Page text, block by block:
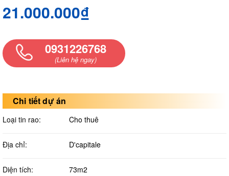
21.000.000₫
0931226768
(Liên hệ ngay)
Chi tiết dự án
Loại tin rao: Cho thuê
Địa chỉ: D'capitale
Diện tích: 73m2